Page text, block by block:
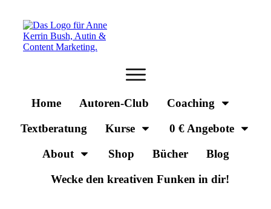
Home Autoren-Club
Coaching
Textberatung
Kurse
0 € Angebote
About
Shop Bücher
Blog
Wecke den kreativen Funken in dir!